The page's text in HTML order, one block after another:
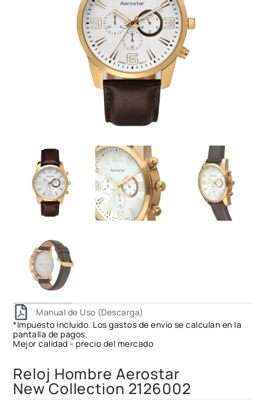
Manual de Uso (Descarga)
*Impuesto incluido. Los gastos de envío se calculan en la
pantalla de pagos.
Mejor calidad - precio del mercado
Reloj Hombre Aerostar
New Collection 2126002